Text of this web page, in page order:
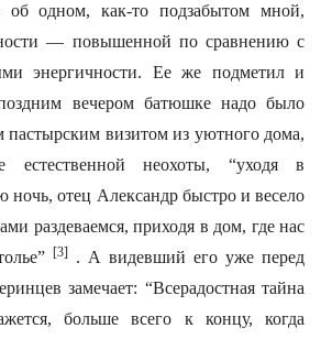
одном, как-то подзабытом мной,
— повышенной по сравнению с
энергичности. Ее же подметил и
вечером батюшке надо было
пастырским визитом из уютного дома,
естественной неохоты, “уходя в
ночь, отец Александр быстро и весело
раздеваемся, приходя в дом, где нас
[3]
. А видевший его уже перед
замечает: “Всерадостная тайна
больше всего к концу, когда